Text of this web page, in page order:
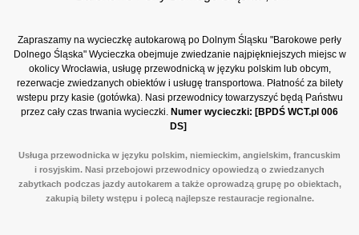
Zapraszamy na wycieczkę autokarową po Dolnym Śląsku "Barokowe perły
Dolnego Śląska" Wycieczka obejmuje zwiedzanie najpiękniejszych miejsc w
okolicy Wrocławia, usługę przewodnicką w języku polskim lub obcym,
rezerwacje zwiedzanych obiektów i usługę transportowa. Płatność za bilety
wstepu przy kasie (gotówka). Nasi przewodnicy towarzyszyć będą Państwu
przez cały czas trwania wycieczki. Numer wycieczki: [BPDŚ WCT.pl 006
DS]
Usługa przewodnicka w języku polskim, niemieckim, angielskim, francuskim
i rosyjskim. Nasi przebojowi przewodnicy opowiedzą o zwiedzanych
zabytkach podczas jazdy autokarem a także oprowadzą grupę po obiektach,
zakupią bilety wstępu i polecą najlepsze restauracje regionalne.